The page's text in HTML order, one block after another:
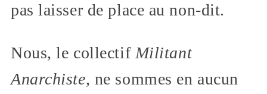
pas laisser de place au non-dit.
Nous, le collectifMilitant
Anarchiste, ne sommes en aucun